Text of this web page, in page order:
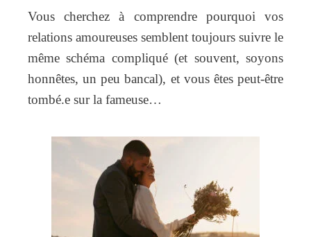
Vous cherchez à comprendre pourquoi vos
relations amoureuses semblent toujours suivre le
même schéma compliqué (et souvent, soyons
honnêtes, un peu bancal), et vous êtes peut-être
tombé.e sur la fameuse…